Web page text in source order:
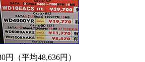
（平均48,636円）